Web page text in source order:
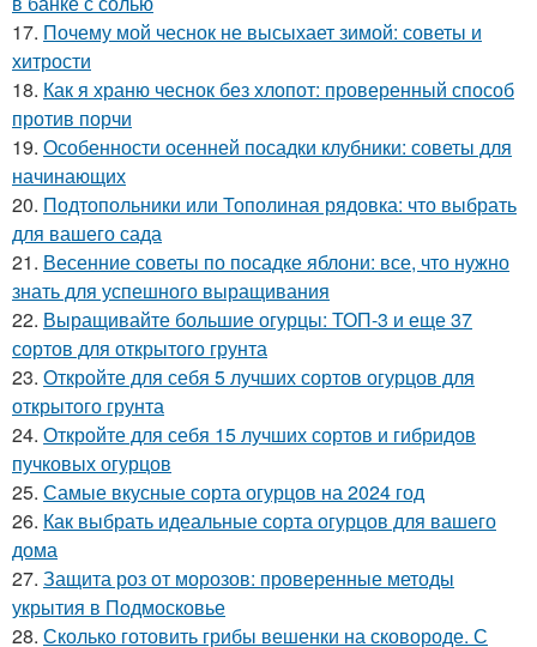
17. Почему мой чеснок не высыхает зимой: советы и
хитрости
18. Как я храню чеснок без хлопот: проверенный способ
против порчи
19. Особенности осенней посадки клубники: советы для
начинающих
20. Подтопольники или Тополиная рядовка: что выбрать
для вашего сада
21. Весенние советы по посадке яблони: все, что нужно
знать для успешного выращивания
22. Выращивайте большие огурцы: ТОП-3 и еще 37
сортов для открытого грунта
23. Откройте для себя 5 лучших сортов огурцов для
открытого грунта
24. Откройте для себя 15 лучших сортов и гибридов
пучковых огурцов
25. Самые вкусные сорта огурцов на 2024 год
26. Как выбрать идеальные сорта огурцов для вашего
дома
27. Защита роз от морозов: проверенные методы
укрытия в Подмосковье
28. Сколько готовить грибы вешенки на сковороде. С